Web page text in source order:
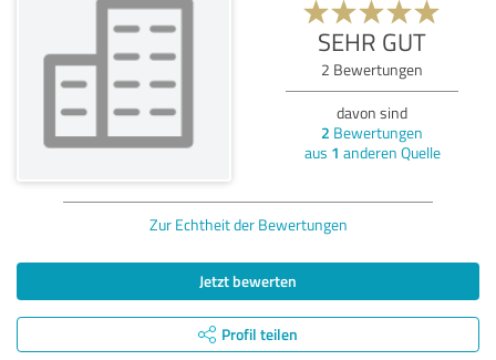
SEHR GUT
2 Bewertungen
davon sind
2 Bewertungen
aus 1 anderen Quelle
Zur Echtheit der Bewertungen
Jetzt bewerten
Profil teilen